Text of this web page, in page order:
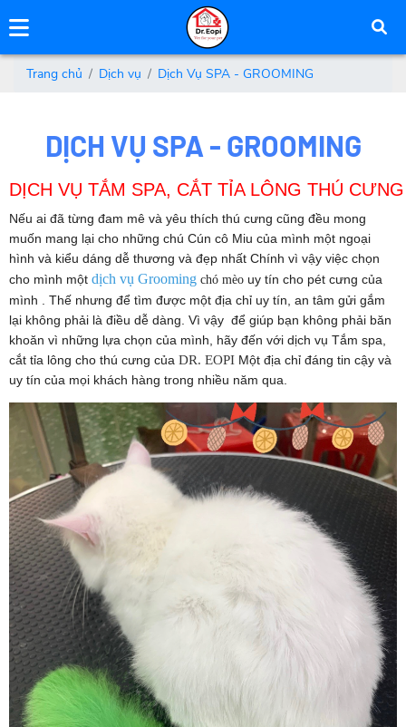
Trang chủ Dịch vụ Dịch Vụ SPA - GROOMING
DỊCH VỤ SPA - GROOMING
DỊCH VỤ TẮM SPA, CẮT TỈA LÔNG THÚ
Nếu ai đã từng đam mê và yêu thích thú cưng cũng đều mong
muốn mang lại cho những chú Cún cô Miu của mình một ngoại
hình và kiểu dáng dễ thương và đẹp nhất Chính vì vậy việc chọn
cho mình một dịch vụ Grooming chó mèo uy tín cho pét cưng của
mình . Thế nhưng để tìm được một địa chỉ uy tín, an tâm gửi gắm
lại không phải là điều dễ dàng. Vì vậy để giúp bạn không phải băn
khoăn vì những lựa chọn của mình, hãy đến với dịch vụ Tắm spa,
cắt tỉa lông cho thú cưng của DR. EOPI Một địa chỉ đáng tin cậy và
uy tín của mọi khách hàng trong nhiều năm qua.